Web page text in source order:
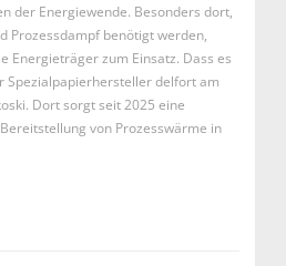
der Energiewende. Besonders dort,
Prozessdampf benötigt werden,
Energieträger zum Einsatz. Dass es
Spezialpapierhersteller delfort am
Dort sorgt seit 2025 eine
von Prozesswärme in